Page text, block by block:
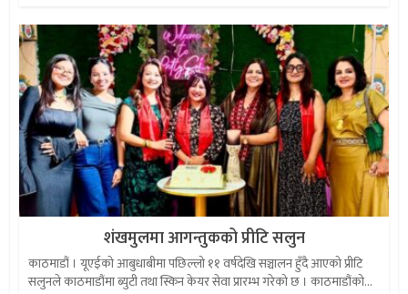
शंखमुलमा आगन्तुकको प्रीटि सलुन
काठमाडौं । यूएईको आबुधाबीमा पछिल्लो ११ वर्षदेखि सञ्चालन हुँदै आएको प्रीटि
सलुनले काठमाडौंमा ब्युटी तथा स्किन केयर सेवा प्रारम्भ गरेको छ । काठमाडौंको...